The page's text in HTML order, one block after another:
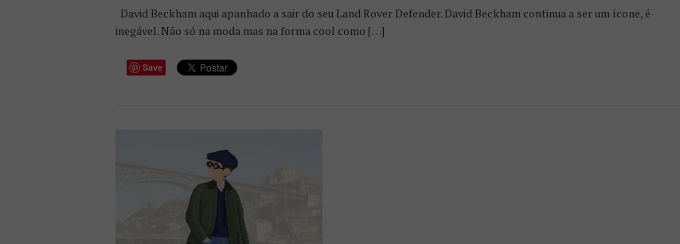
David Beckham aqui apanhado a sair do seu Land Rover Defender. David Beckham continua a ser um ícone, é
inegável. Não só na moda mas na forma cool como […]
Save